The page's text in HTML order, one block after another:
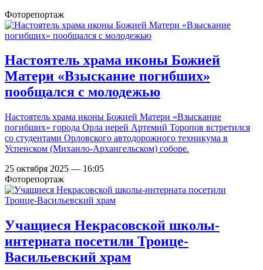
Фоторепортаж
Настоятель храма иконы Божией
Матери «Взыскание погибших»
пообщался с молодежью
Настоятель храма иконы Божией Матери «Взыскание
погибших» города Орла иерей Артемий Торопов встретился
со студентами Орловского автодорожного техникума в
Успенском (Михаило-Архангельском) соборе.
25 октября 2025 — 16:05
Фоторепортаж
Учащиеся Некрасовской школы-
интерната посетили Троице-
Васильевский храм